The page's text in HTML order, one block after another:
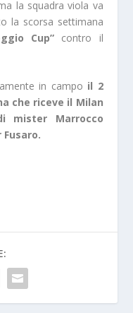
la squadra viola va
la scorsa settimana
Cup”contro il
in campo il 2
che riceve il Milan
mister Marrocco